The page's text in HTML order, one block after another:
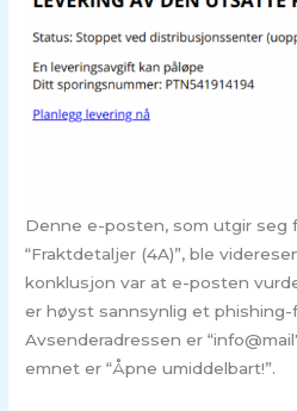
Denne e-posten, som utgir seg
“Fraktdetaljer (4A)”, ble
konklusjon var at e-posten
er høyst sannsynlig et phishing-
Avsenderadressen er
emnet er “Åpne umiddelbart!”.